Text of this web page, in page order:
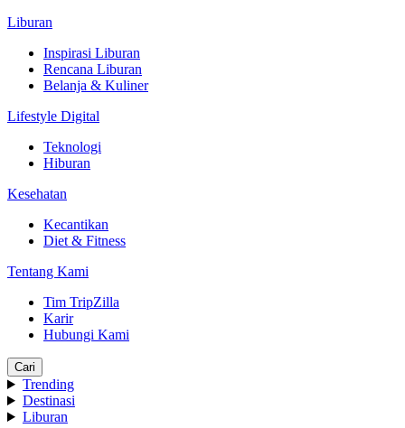
Liburan
Inspirasi Liburan
Rencana Liburan
Belanja & Kuliner
Lifestyle Digital
Teknologi
Hiburan
Kesehatan
Kecantikan
Diet & Fitness
Tentang Kami
Tim TripZilla
Karir
Hubungi Kami
Cari
Trending
Destinasi
Liburan